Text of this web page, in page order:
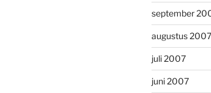
september
augustus 2007
juli 2007
juni 2007